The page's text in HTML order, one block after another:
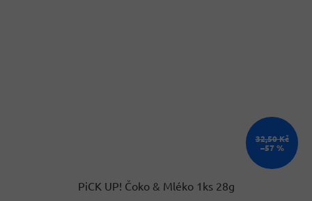
32,50 Kč
–57 %
PiCK UP! Čoko & Mléko 1ks 28g